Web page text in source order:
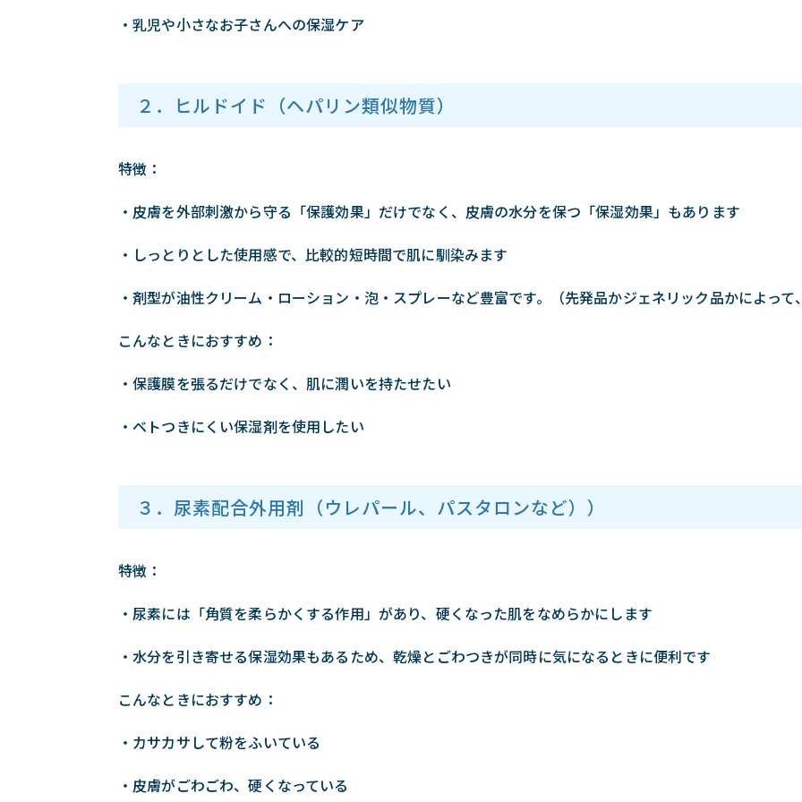
・乳児や小さなお子さんへの保湿ケア
２．ヒルドイド（ヘパリン類似物質）
特徴：
・皮膚を外部刺激から守る「保護効果」だけでなく、皮膚の水分を保つ「保湿効果」もあります
・しっとりとした使用感で、比較的短時間で肌に馴染みます
・剤型が油性クリーム・ローション・泡・スプレーなど豊富です。（先発品かジェネリック品かによって
こんなときにおすすめ：
・保護膜を張るだけでなく、肌に潤いを持たせたい
・ベトつきにくい保湿剤を使用したい
３．尿素配合外用剤（ウレパール、パスタロンなど））
特徴：
・尿素には「角質を柔らかくする作用」があり、硬くなった肌をなめらかにします
・水分を引き寄せる保湿効果もあるため、乾燥とごわつきが同時に気になるときに便利です
こんなときにおすすめ：
・カサカサして粉をふいている
・皮膚がごわごわ、硬くなっている